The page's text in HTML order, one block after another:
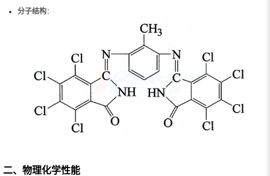
分子结构：
二、物理化学性能